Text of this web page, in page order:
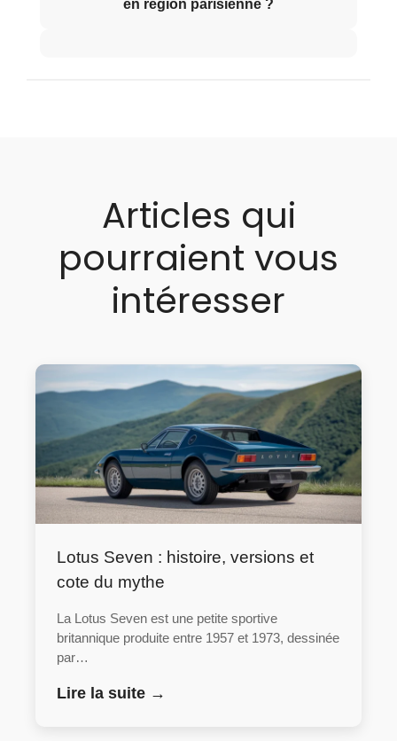
en région parisienne ?
Articles qui
pourraient vous
intéresser
Lotus Seven : histoire, versions et
cote du mythe
La Lotus Seven est une petite sportive
britannique produite entre 1957 et 1973, dessinée
par…
Lire la suite →